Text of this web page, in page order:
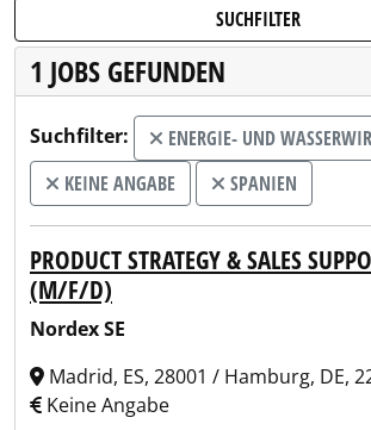
SUCHFILTER
1 JOBS GEFUNDEN
Suchfilter:
ENERGIE- UND
KEINE ANGABE
SPANIEN
PRODUCT STRATEGY & SALES
(M/F/D)
Nordex SE
Madrid, ES, 28001 / Hamburg, DE,
Keine Angabe